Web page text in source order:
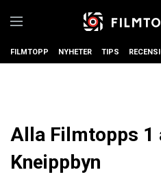
FILMTOPP NYHETER TIPS
Alla Filmtopps 1
Kneippbyn